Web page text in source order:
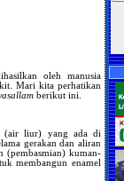
oleh manusia
Mari kita perhatikan
berikut ini.
(air liur) yang ada di
gerakan dan aliran
(pembasmian) kuman-
membangun enamel